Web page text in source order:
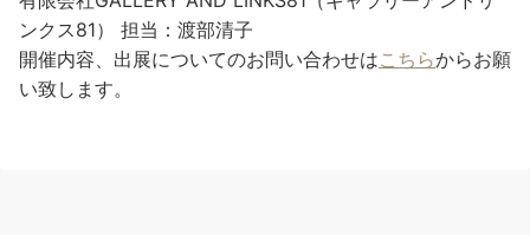
ンクス81） 担当：渡部清子
開催内容、出展についてのお問い合わせはこちらからお願
い致します。